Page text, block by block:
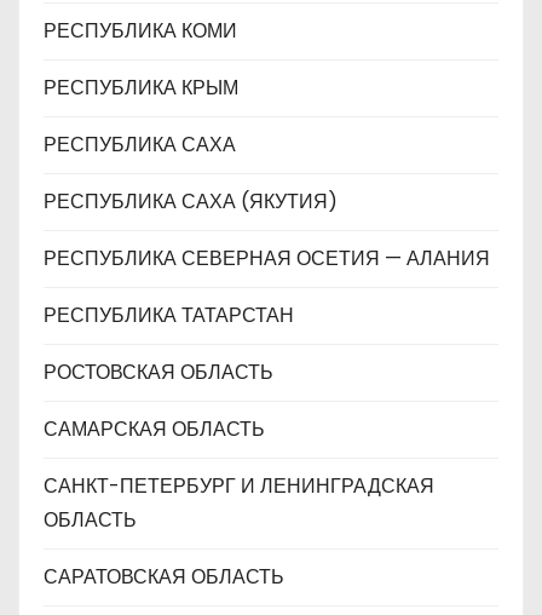
РЕСПУБЛИКА КОМИ
РЕСПУБЛИКА КРЫМ
РЕСПУБЛИКА САХА
РЕСПУБЛИКА САХА (ЯКУТИЯ)
РЕСПУБЛИКА СЕВЕРНАЯ ОСЕТИЯ — АЛАНИЯ
РЕСПУБЛИКА ТАТАРСТАН
РОСТОВСКАЯ ОБЛАСТЬ
САМАРСКАЯ ОБЛАСТЬ
САНКТ-ПЕТЕРБУРГ И ЛЕНИНГРАДСКАЯ
ОБЛАСТЬ
САРАТОВСКАЯ ОБЛАСТЬ